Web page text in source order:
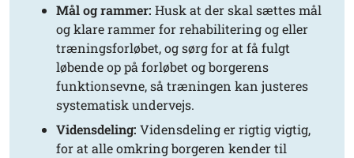
Mål og rammer: Husk at der skal sættes mål
og klare rammer for rehabilitering og eller
træningsforløbet, og sørg for at få fulgt
løbende op på forløbet og borgerens
funktionsevne, så træningen kan justeres
systematisk undervejs.
Vidensdeling: Vidensdeling er rigtig vigtig,
for at alle omkring borgeren kender til